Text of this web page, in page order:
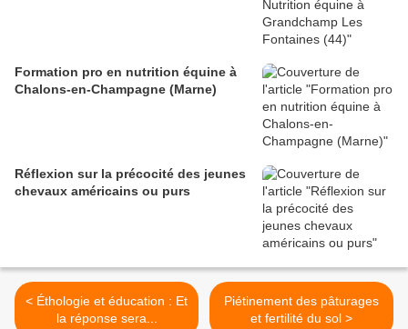
Formation pro en nutrition équine à
Chalons-en-Champagne (Marne)
Réflexion sur la précocité des jeunes
chevaux américains ou purs
< Éthologie et éducation : Et
la réponse sera...
Piétinement des pâturages
et fertilité du sol >